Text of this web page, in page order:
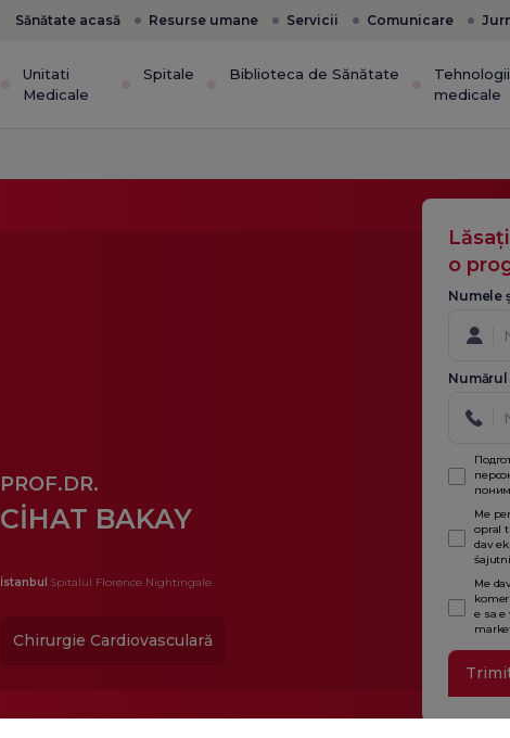
Sănătate acasă Resurse umane Servicii Comunicare
Unitati
Medicale
Spitale Biblioteca de Sănătate
Tehnologii
medicale
PROF.DR.
CİHAT BAKAY
İstanbul Spitalul Florence Nightingale
Chirurgie Cardiovasculară
o
Numele
Me
opral
dav
Me
e sa e